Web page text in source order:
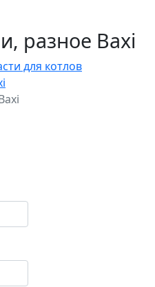
разное Baxi
для котлов